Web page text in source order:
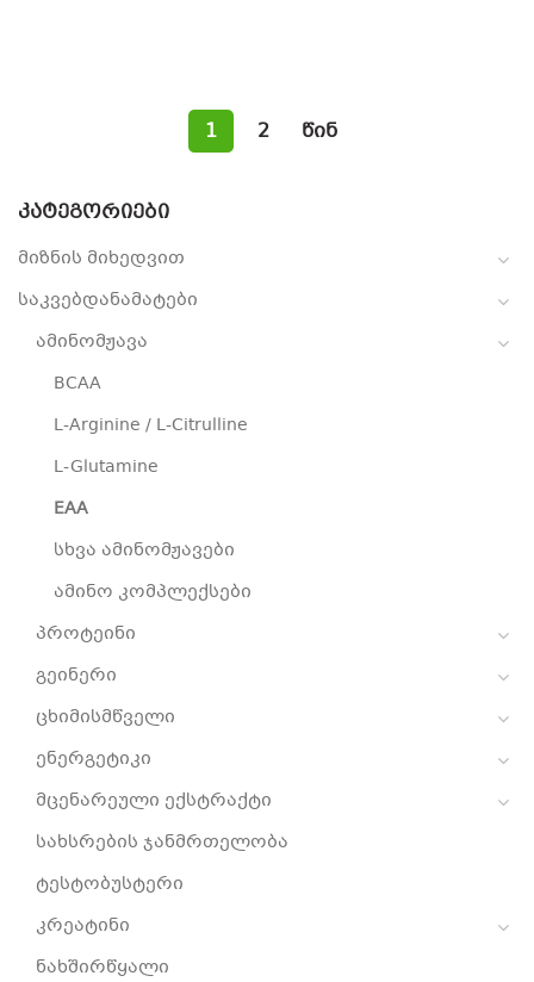
ᲙᲐᲢᲔᲒᲝᲠᲘᲔᲑᲘ
მიზნის მიხედვით
საკვებდანამატები
ამინომჟავა
BCAA
L-Arginine / L-Citrulline
L-Glutamine
EAA
სხვა ამინომჟავები
ამინო კომპლექსები
პროტეინი
გეინერი
ცხიმისმწველი
ენერგეტიკი
მცენარეული ექსტრაქტი
სახსრების ჯანმრთელობა
ტესტობუსტერი
კრეატინი
ნახშირწყალი
1 2 წინ